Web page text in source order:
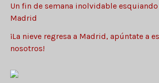
Un fin de semana inolvidable esquiando
Madrid
¡La nieve regresa a Madrid, apúntate a
nosotros!